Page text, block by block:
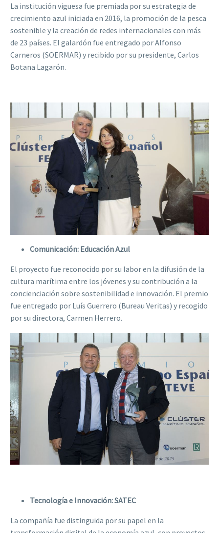
La institución viguesa fue premiada por su estrategia de
crecimiento azul iniciada en 2016, la promoción de la pesca
sostenible y la creación de redes internacionales con más
de 23 países. El galardón fue entregado por Alfonso
Carneros (SOERMAR) y recibido por su presidente, Carlos
Botana Lagarón.
Comunicación: Educación Azul
El proyecto fue reconocido por su labor en la difusión de la
cultura marítima entre los jóvenes y su contribución a la
concienciación sobre sostenibilidad e innovación. El premio
fue entregado por Luís Guerrero (Bureau Veritas) y recogido
por su directora, Carmen Herrero.
Tecnología e Innovación: SATEC
La compañía fue distinguida por su papel en la